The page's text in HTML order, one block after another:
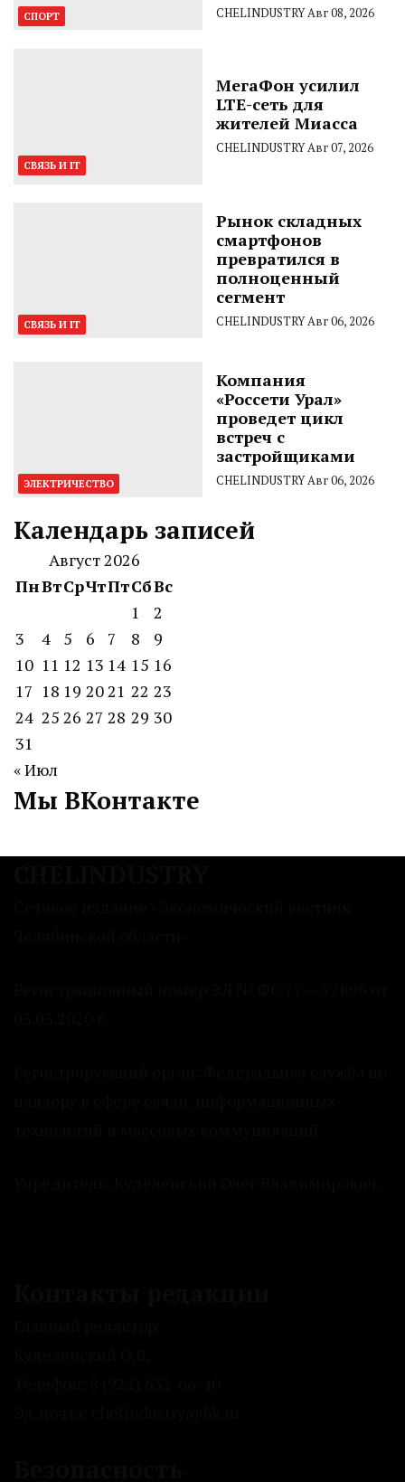
СПОРТ CHELINDUSTRYАвг 08, 2026
СВЯЗЬ И IT
МегаФон усилил
LTE-сеть для
жителей Миасса
CHELINDUSTRYАвг 07, 2026
СВЯЗЬ И IT
Рынок складных
смартфонов
превратился в
полноценный
сегмент
CHELINDUSTRYАвг 06, 2026
ЭЛЕКТРИЧЕСТВО
Компания
«Россети Урал»
проведет цикл
встреч с
застройщиками
CHELINDUSTRYАвг 06, 2026
Календарь записей
Август 2026
ПнВтСрЧтПтСбВс
1
2
3
4 5 6 7 8
9
10 11 12 13 14 15 16
17 18 19 2021 22 23
24 25 26 27 28 29 30
31
« Июл
Мы ВКонтакте